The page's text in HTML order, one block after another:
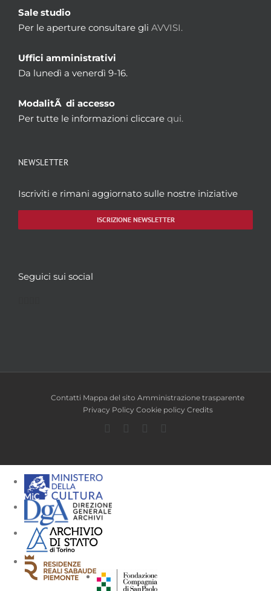
Sale studio
Per le aperture consultare gli AVVISI.
Uffici amministrativi
Da lunedì a venerdì 9-16.
ModalitÃ di accesso
Per tutte le informazioni cliccare qui.
NEWSLETTER
Iscriviti e rimani aggiornato sulle nostre iniziative
ISCRIZIONE NEWSLETTER
Seguici sui social
Contatti Mappa del sito Amministrazione trasparente
Privacy Policy Cookie policy Credits
Facebook
TwitterYouTube